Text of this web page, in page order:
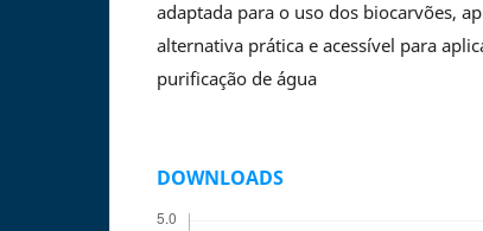
adaptada para o uso dos biocarvões,
alternativa prática e acessível para
purificação de água
DOWNLOADS